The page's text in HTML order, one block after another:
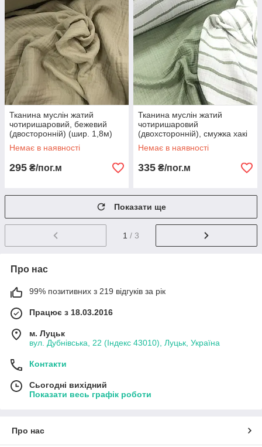
Тканина муслін жатий
чотиришаровий, бежевий
(двосторонній) (шир. 1,8м)
Немає в наявності
295 ₴/пог.м
Тканина муслін жатий
чотиришаровий
(двохсторонній), смужка хакі
(шир. 1,3м) (MS-JAT-4-0062)
Немає в наявності
335 ₴/пог.м
Показати ще
1 / 3
Про нас
99% позитивних з 219 відгуків за рік
Працює з 18.03.2016
м. Луцьк
вул. Дубнівська, 22 (Індекс 43010), Луцьк, Україна
Контакти
Сьогодні вихідний
Показати весь графік роботи
Про нас